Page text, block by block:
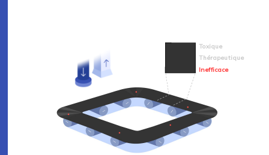
Toxique
Thérapeutique
Inefficace